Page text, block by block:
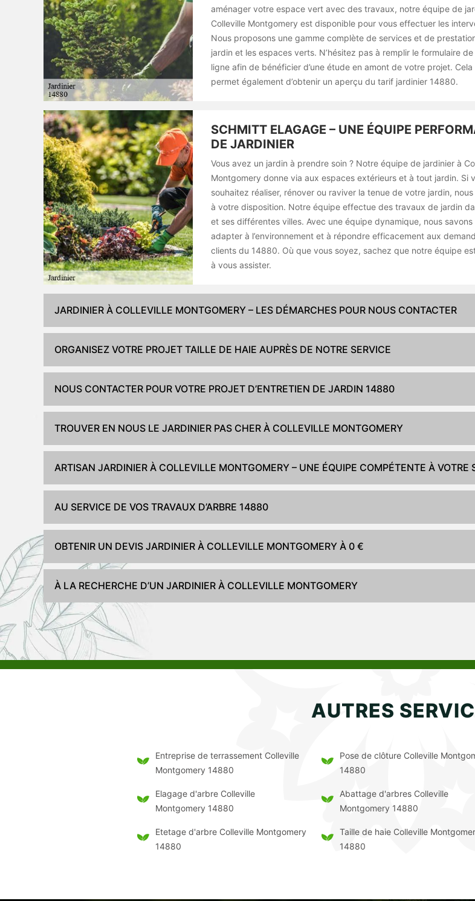
aménager votre espace vert avec des travaux, notre équipe de
Colleville Montgomery est disponible pour vous effectuer les
Nous proposons une gamme complète de services et de
jardin et les espaces verts. N’hésitez pas à remplir le formulaire
ligne afin de bénéficier d’une étude en amont de votre projet. Cela
permet également d’obtenir un aperçu du tarif jardinier 14880.
SCHMITT ELAGAGE – UNE ÉQUIPE
DE JARDINIER
Vous avez un jardin à prendre soin ? Notre équipe de jardinier à
Montgomery donne via aux espaces extérieurs et à tout jardin. Si
souhaitez réaliser, rénover ou raviver la tenue de votre jardin, nous
à votre disposition. Notre équipe effectue des travaux de jardin
et ses différentes villes. Avec une équipe dynamique, nous savons
adapter à l’environnement et à répondre efficacement aux
clients du 14880. Où que vous soyez, sachez que notre équipe
à vous assister.
JARDINIER À COLLEVILLE MONTGOMERY – LES DÉMARCHES POUR NOUS CONTACTER
ORGANISEZ VOTRE PROJET TAILLE DE HAIE AUPRÈS DE NOTRE SERVICE
NOUS CONTACTER POUR VOTRE PROJET D’ENTRETIEN DE JARDIN 14880
TROUVER EN NOUS LE JARDINIER PAS CHER À COLLEVILLE MONTGOMERY
ARTISAN JARDINIER À COLLEVILLE MONTGOMERY – UNE ÉQUIPE COMPÉTENTE À VOTRE
AU SERVICE DE VOS TRAVAUX D’ARBRE 14880
OBTENIR UN DEVIS JARDINIER À COLLEVILLE MONTGOMERY À 0 €
À LA RECHERCHE D’UN JARDINIER À COLLEVILLE MONTGOMERY
AUTRES
Entreprise de terrassement Colleville
Montgomery 14880
Elagage d'arbre Colleville
Montgomery 14880
Etetage d'arbre Colleville Montgomery
14880
Pose de clôture Colleville
14880
Abattage d'arbres Colleville
Montgomery 14880
Taille de haie Colleville
14880